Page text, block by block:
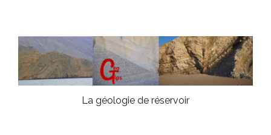
content
La géologie de réservoir